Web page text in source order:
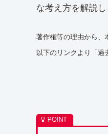
な考え方を解説し
著作権等の理由から、
以下のリンクより「過